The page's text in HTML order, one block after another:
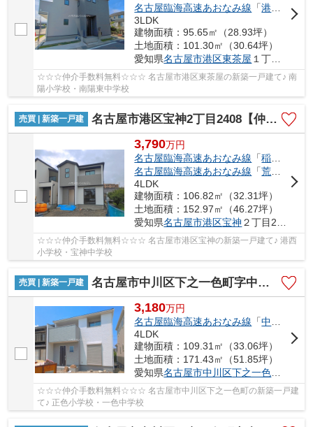
名古屋臨海高速あおなみ線 「港北
」駅
3LDK
建物面積：95.65㎡（28.93坪）
土地面積：101.30㎡（30.64坪）
愛知県名古屋市港区東茶屋 １丁目494
☆☆☆仲介手数料無料☆☆☆ 名古屋市港区東茶屋の新築一戸建て♪ 南
陽小学校・南陽東中学校
売買 | 新築一戸建 名古屋市港区宝神2丁目2408【仲介手数料無料】新築一戸建て 3号棟
3,790万円
名古屋臨海高速あおなみ線 「稲永
名古屋臨海高速あおなみ線 「荒子川公園
4LDK
建物面積：106.82㎡（32.31坪）
土地面積：152.97㎡（46.27坪）
愛知県名古屋市港区宝神 ２丁目2408-1
☆☆☆仲介手数料無料☆☆☆ 名古屋市港区宝神の新築一戸建て♪ 港西
小学校・宝神中学校
売買 | 新築一戸建 名古屋市中川区下之一色町字中ノ切26【仲介手数料無料】新築一戸建て 1号棟
3,180万円
名古屋臨海高速あおなみ線 「中島
4LDK
建物面積：109.31㎡（33.06坪）
土地面積：171.43㎡（51.85坪）
愛知県名古屋市中川区下之一色町
☆☆☆仲介手数料無料☆☆☆ 名古屋市中川区下之一色町の新築一戸建
て♪ 正色小学校・一色中学校